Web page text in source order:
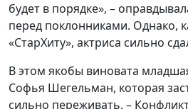
будет в порядке», –
перед поклонниками. Однако,
«СтарХиту», актриса сильно
В этом якобы виновата
Софья Шегельман, которая
сильно переживать. –